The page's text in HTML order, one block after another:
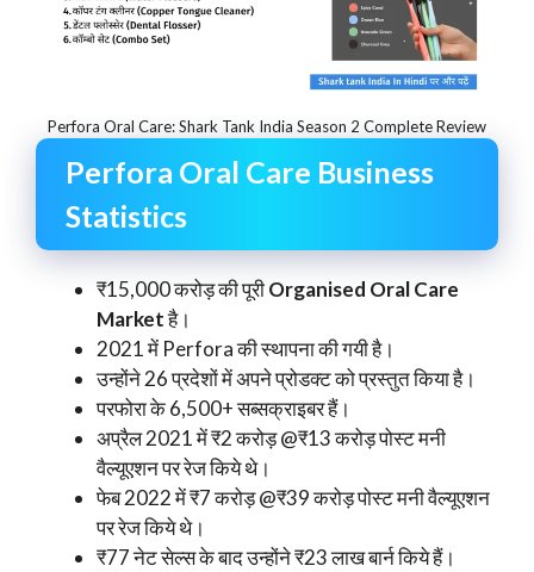
Perfora Oral Care: Shark Tank India Season 2 Complete Review
Perfora Oral Care Business
Statistics
₹15,000 करोड़ की पूरीOrganised Oral Care
Marketहै।
2021 में Perfora की स्थापना की गयी है।
उन्होंने 26 प्रदेशों में अपने प्रोडक्ट को प्रस्तुत किया है।
परफोरा के 6,500+ सब्सक्राइबर हैं।
अप्रैल 2021 में ₹2 करोड़ @₹13 करोड़ पोस्ट मनी
वैल्यूएशन पर रेज किये थे।
फेब 2022 में ₹7 करोड़ @₹39 करोड़ पोस्ट मनी वैल्यूएशन
पर रेज किये थे।
₹77 नेट सेल्स के बाद उन्होंने ₹23 लाख बार्न किये हैं।